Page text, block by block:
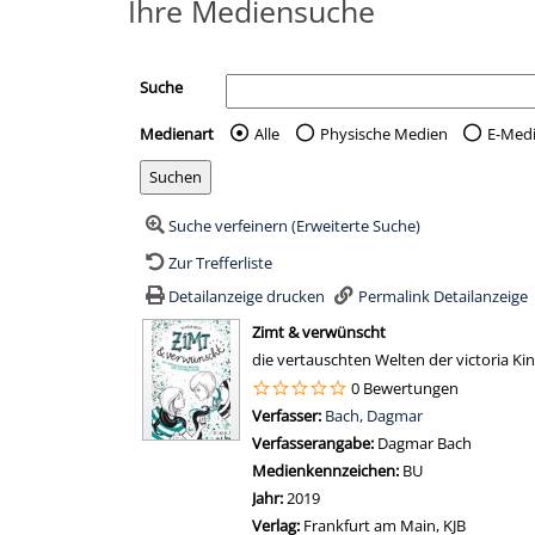
Ihre Mediensuche
Suche
Medienart Wählen Sie die Medienart
Alle Physische Medien E-
Suche verfeinern (Erweiterte Suche)
Zur Trefferliste
Detailanzeige drucken
Permalink Detailanzeige
wird in neuem Tab geöffnet
Zimt & verwünscht
die vertauschten Welten der victoria
0 Bewertungen
Verfasser: Suche nach diesem Verfasser
Bach, Dagmar
Verfasserangabe: Dagmar Bach
Medienkennzeichen: BU
Jahr:2019
Verlag: Frankfurt am Main, KJB